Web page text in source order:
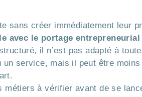
sans créer immédiatement leur
avec le portage entrepreneurial
il n’est pas adapté à
service, mais il peut être
à vérifier avant de se